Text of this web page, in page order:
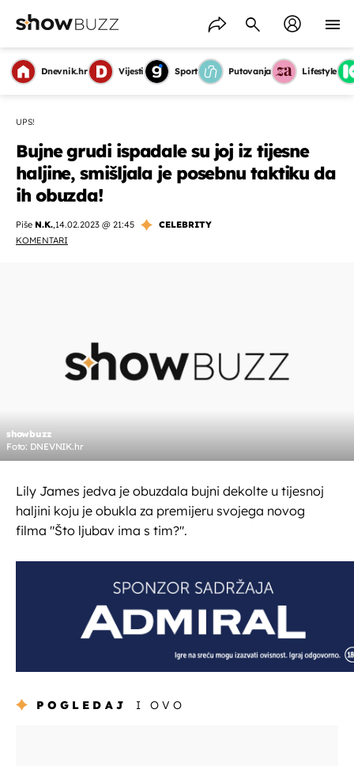
Dnevnik.hr Vijesti Sport Putovanja Lifestyle
UPS!
Bujne grudi ispadale su joj iz tijesne
haljine, smišljala je posebnu taktiku da
ih obuzda!
Piše N.K.,14.02.2023 @ 21:45
CELEBRITY
KOMENTARI
showbuzz
Foto: DNEVNIK.hr
Lily James jedva je obuzdala bujni dekolte u tijesnoj
haljini koju je obukla za premijeru svojega novog
filma "Što ljubav ima s tim?".
POGLEDAJ I OVO